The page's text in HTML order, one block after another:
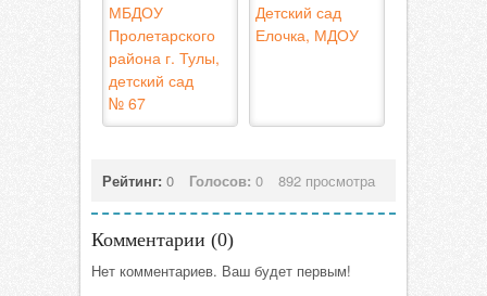
МБДОУ
Пролетарского
района г. Тулы,
детский сад
№ 67
Детский сад
Елочка, МДОУ
Рейтинг: 0 Голосов: 0 892 просмотра
Комментарии (0)
Нет комментариев. Ваш будет первым!